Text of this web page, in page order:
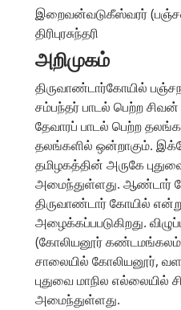
இறைவன்வடுகீஸ்வரர்
திரிபுரசுந்தரி
அறிமுகம்
திருவாண்டார்கோயில்
சம்பந்தர் பாடல் பெற்ற
தேவாரப் பாடல் பெற்ற
தலங்களில் ஒன்றாகும்.
தமிழகத்தின் அருகே
அமைந்துள்ளது. ஆண்டார்
திருவாண்டார் கோயில்
அழைக்கப்பபடுகிறது.
(கோலியனூர் கண்டமங்கலம்
சாலையில் கோலியனூர்,
புதுவை மாநில எல்லையில்
அமைந்துள்ளது.